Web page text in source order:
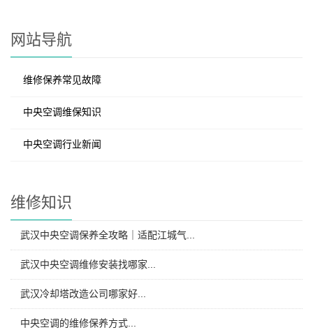
网站导航
维修保养常见故障
中央空调维保知识
中央空调行业新闻
维修知识
武汉中央空调保养全攻略｜适配江城气...
武汉中央空调维修安装找哪家...
武汉冷却塔改造公司哪家好...
中央空调的维修保养方式...